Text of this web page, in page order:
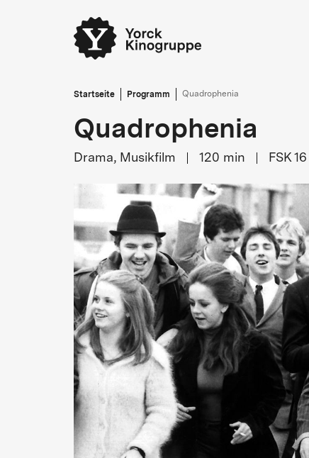
Startseite Programm Quadrophenia
Quadrophenia
Drama, Musikfilm 120 min FSK 16